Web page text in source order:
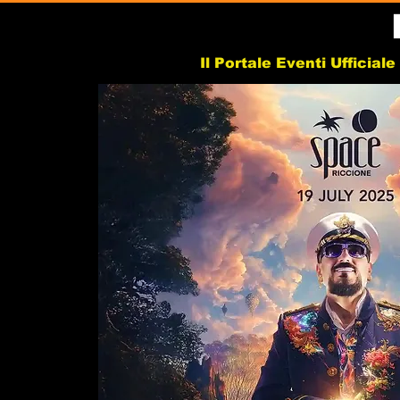
Il Portale Eventi